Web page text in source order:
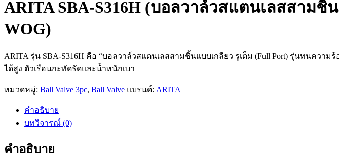
ARITA SBA-S316H (บอลวาล์วสแตนเลสสามชิ้
WOG)
ARITA รุ่น SBA-S316H คือ “บอลวาล์วสแตนเลสสามชิ้นแบบเกลียว รูเต็ม (Full Port) รุ่นทนคว
ได้สูง ตัวเรือนกะทัดรัดและน้ำหนักเบา
หมวดหมู่: Ball Valve 3pc, Ball Valve แบรนด์: ARITA
คำอธิบาย
บทวิจารณ์ (0)
คำอธิบาย